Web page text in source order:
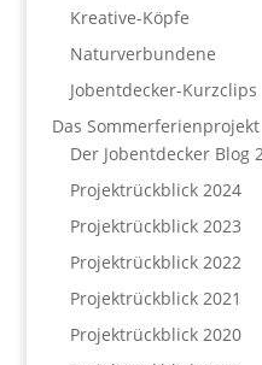
Kreative-Köpfe
Naturverbundene
Jobentdecker-Kurzclips
Das Sommerferienprojekt
Der Jobentdecker Blog
Projektrückblick 2024
Projektrückblick 2023
Projektrückblick 2022
Projektrückblick 2021
Projektrückblick 2020